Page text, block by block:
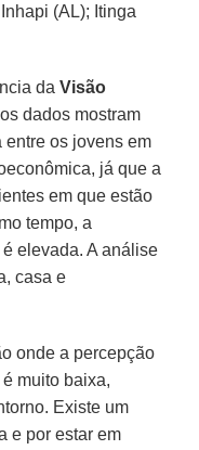
(AL); Itinga
daVisão
dados mostram
os jovens em
já que a
em que estão
tempo, a
elevada. A análise
casa e
onde a percepção
muito baixa,
Existe um
e por estar em